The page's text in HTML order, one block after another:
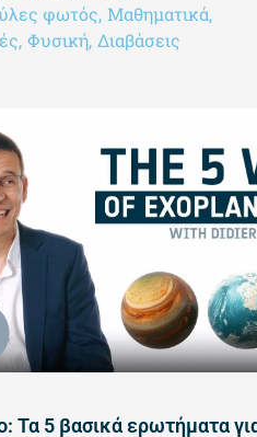
φωτός, Μαθηματικά,
, Φυσική, Διαβάσεις
Τα 5 βασικά ερωτήματα